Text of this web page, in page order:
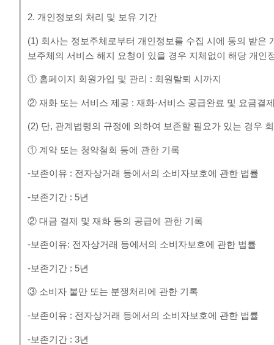
2. 개인정보의 처리 및 보유 기간
(1) 회사는 정보주체로부터 개인정보를 수집 시에 동의 받은
보주체의 서비스 해지 요청이 있을 경우 지체없이 해당 개
① 홈페이지 회원가입 및 관리 : 회원탈퇴 시까지
② 재화 또는 서비스 제공 : 재화·서비스 공급완료 및 요금결
(2) 단, 관계법령의 규정에 의하여 보존할 필요가 있는 경우
① 계약 또는 청약철회 등에 관한 기록
-보존이유 : 전자상거래 등에서의 소비자보호에 관한 법률
-보존기간 : 5년
② 대금 결제 및 재화 등의 공급에 관한 기록
-보존이유: 전자상거래 등에서의 소비자보호에 관한 법률
-보존기간 : 5년
③ 소비자 불만 또는 분쟁처리에 관한 기록
-보존이유 : 전자상거래 등에서의 소비자보호에 관한 법률
-보존기간 : 3년